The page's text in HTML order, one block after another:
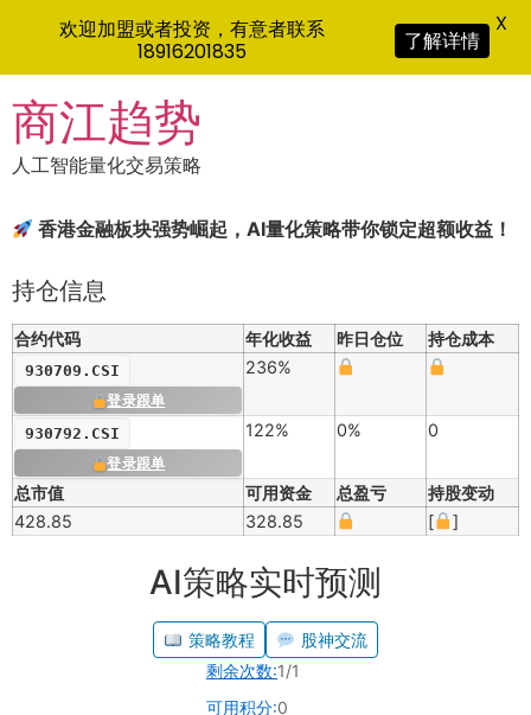
to
content
商江趋势
人工智能量化交易策略
香港金融板块强势崛起，AI量化策略带你锁定超额收益！
持仓信息
合约代码 年化收益 昨日仓位 持仓成本
930709.CSI
登录跟单
236%
930792.CSI
登录跟单
122% 0% 0
总市值 可用资金 总盈亏
持股变动
428.85
328.85 [ ]
AI策略实时预测
策略教程
股神交流
剩余次数:1/1
可用积分:0
欢迎加盟或者投资，有意者联系
18916201835
了解详情
X